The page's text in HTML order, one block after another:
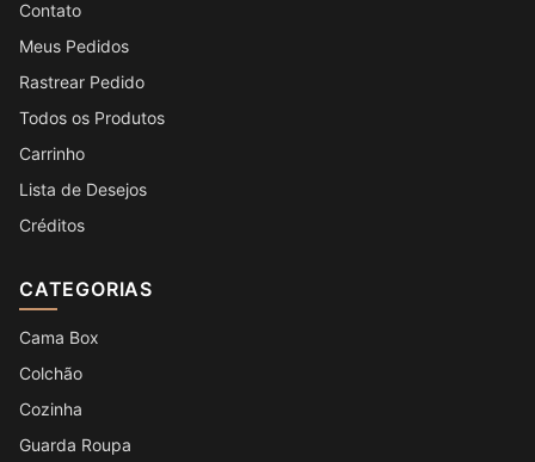
Contato
Meus Pedidos
Rastrear Pedido
Todos os Produtos
Carrinho
Lista de Desejos
Créditos
CATEGORIAS
Cama Box
Colchão
Cozinha
Guarda Roupa